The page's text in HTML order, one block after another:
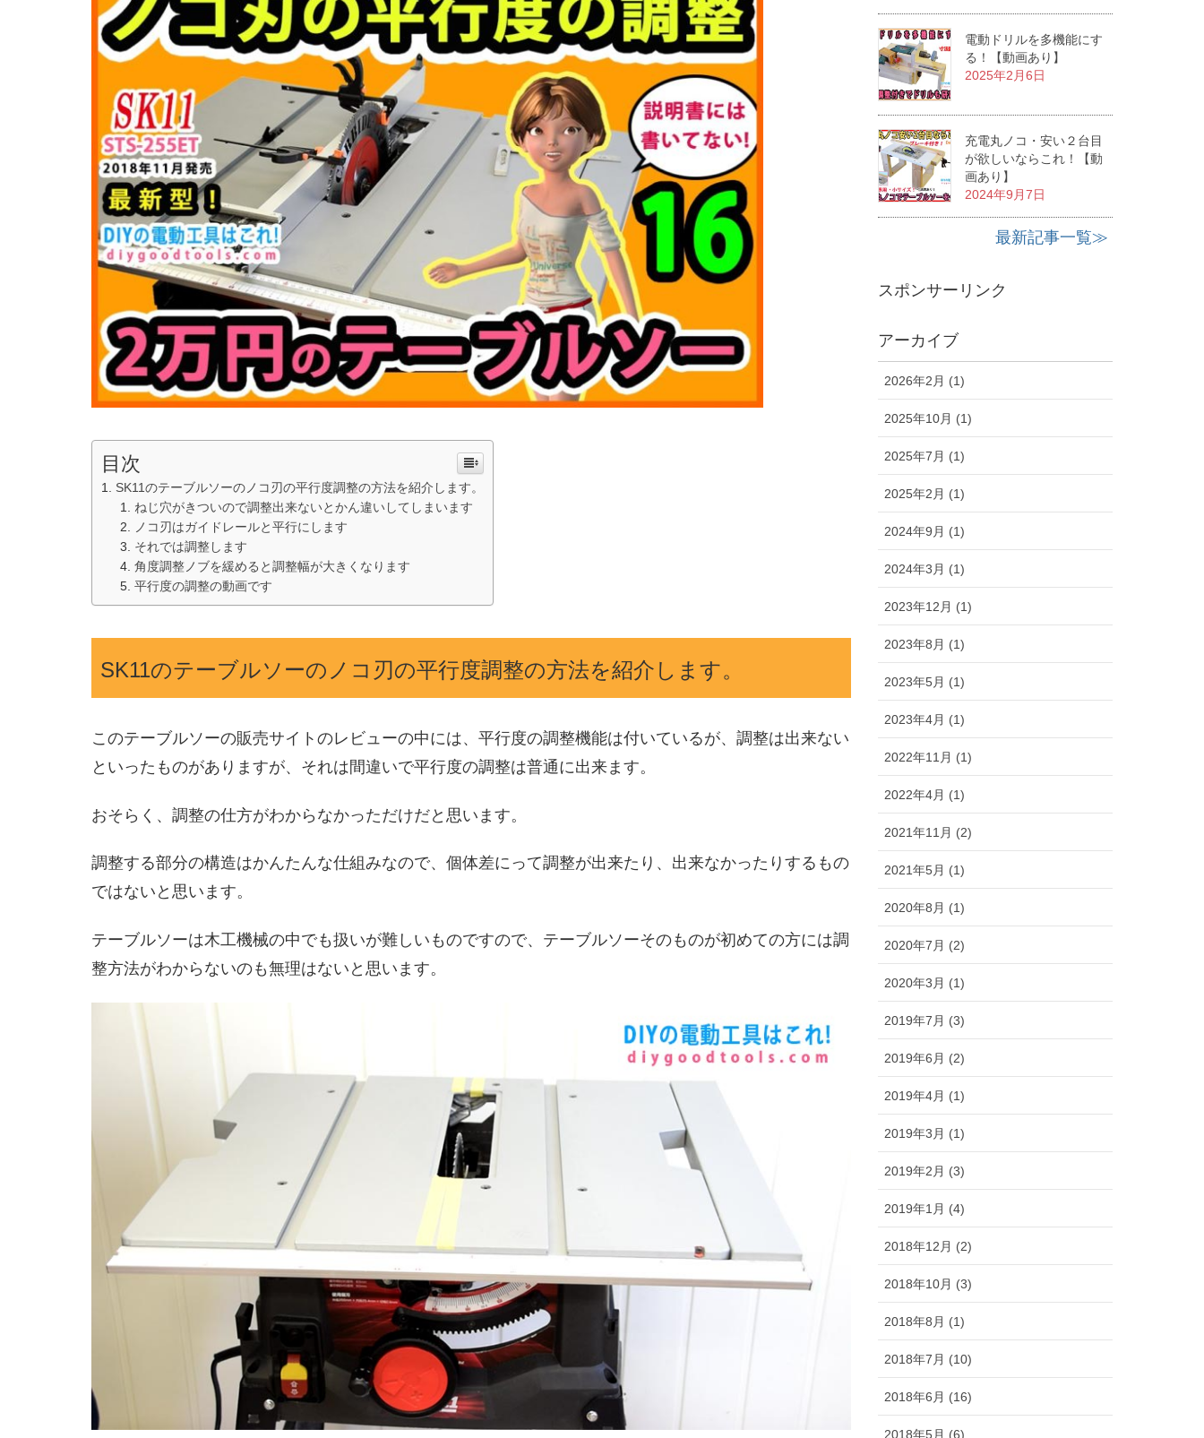
目次
SK11のテーブルソーのノコ刃の平行度調整の方法を紹介します。
ねじ穴がきついので調整出来ないとかん違いしてしまいます
ノコ刃はガイドレールと平行にします
それでは調整します
角度調整ノブを緩めると調整幅が大きくなります
平行度の調整の動画です
SK11のテーブルソーのノコ刃の平行度調整の方法を紹介します。
このテーブルソーの販売サイトのレビューの中には、平行度の調整機能は付いているが、調整は出来ない
といったものがありますが、それは間違いで平行度の調整は普通に出来ます。
おそらく、調整の仕方がわからなかっただけだと思います。
調整する部分の構造はかんたんな仕組みなので、個体差にって調整が出来たり、出来なかったりするもの
ではないと思います。
テーブルソーは木工機械の中でも扱いが難しいものですので、テーブルソーそのものが初めての方には調
整方法がわからないのも無理はないと思います。
電動ドリルを多機能にす
る！【動画あり】
2025年2月6日
充電丸ノコ・安い２台目
が欲しいならこれ！【動
画あり】
2024年9月7日
最新記事一覧≫
スポンサーリンク
アーカイブ
2026年2月 (1)
2025年10月 (1)
2025年7月 (1)
2025年2月 (1)
2024年9月 (1)
2024年3月 (1)
2023年12月 (1)
2023年8月 (1)
2023年5月 (1)
2023年4月 (1)
2022年11月 (1)
2022年4月 (1)
2021年11月 (2)
2021年5月 (1)
2020年8月 (1)
2020年7月 (2)
2020年3月 (1)
2019年7月 (3)
2019年6月 (2)
2019年4月 (1)
2019年3月 (1)
2019年2月 (3)
2019年1月 (4)
2018年12月 (2)
2018年10月 (3)
2018年8月 (1)
2018年7月 (10)
2018年6月 (16)
2018年5月 (6)